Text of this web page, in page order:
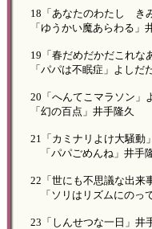
18「あなたのわたし き
「ゆうかい魔あらわる」
19「春だめだかだこれな
「パパは不眠症」よしだ
20「へんてこマラソン」
「幻の百点」井手隆久
21「カミナリよけ大騒動
「パパごめんね」井手
22「世にも不思議な出来
「ソリはリズムにのっ
23「しんせつな一日」井